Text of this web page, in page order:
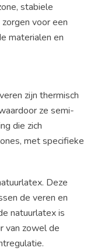
stabiele
voor een
materialen en
zijn thermisch
ze semi-
die zich
met specifieke
Deze
de veren en
natuurlatex is
van zowel de